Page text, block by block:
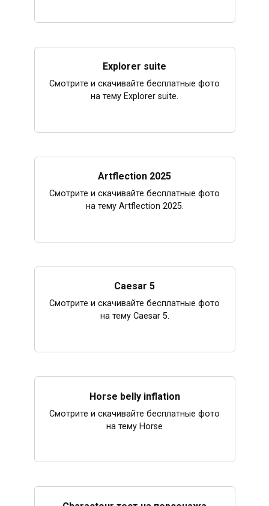
Explorer suite
Смотрите и скачивайте бесплатные фото
на тему Explorer suite.
Artflection 2025
Смотрите и скачивайте бесплатные фото
на тему Artflection 2025.
Caesar 5
Смотрите и скачивайте бесплатные фото
на тему Caesar 5.
Horse belly inflation
Смотрите и скачивайте бесплатные фото
на тему Horse